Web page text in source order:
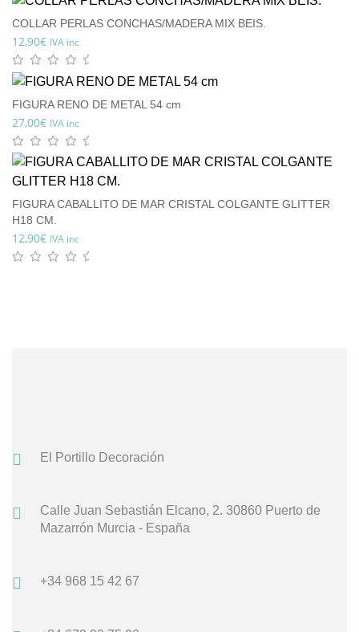
COLLAR PERLAS CONCHAS/MADERA MIX BEIS.
12,90€ IVA inc
FIGURA RENO DE METAL 54 cm
27,00€ IVA inc
FIGURA CABALLITO DE MAR CRISTAL COLGANTE GLITTER
H18 CM.
12,90€ IVA inc
El Portillo Decoración
Calle Juan Sebastián Elcano, 2. 30860 Puerto de
Mazarrón Murcia - España
+34 968 15 42 67